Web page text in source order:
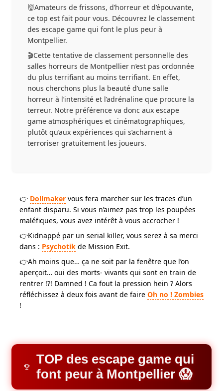
👹Amateurs de frissons, d’horreur et d’épouvante,
ce top est fait pour vous. Découvrez le classement
des escape game qui font le plus peur à
Montpellier.
🎬Cette tentative de classement personnelle des
salles horreurs de Montpellier n’est pas ordonnée
du plus terrifiant au moins terrifiant. En effet,
nous cherchons plus la beauté d’une salle
horreur à l’intensité et l’adrénaline que procure la
terreur. Notre préférence va donc aux escape
game atmosphériques et cinématographiques,
plutôt qu’aux expériences qui s’acharnent à
terroriser gratuitement les joueurs.
👉 Dollmaker vous fera marcher sur les traces d’un
enfant disparu. Si vous n’aimez pas trop les poupées
maléfiques, vous avez intérêt à vous accrocher !
👉Kidnappé par un serial killer, vous serez à sa merci
dans : Psychotik de Mission Exit.
👉Ah moins que… ça ne soit par la fenêtre que l’on
aperçoit… oui des morts- vivants qui sont en train de
rentrer !?! Damned ! Ca fout la pression hein ? Alors
réfléchissez à deux fois avant de faire Oh no ! Zombies
!
TOP des escape game qui
font peur à Montpellier 😱